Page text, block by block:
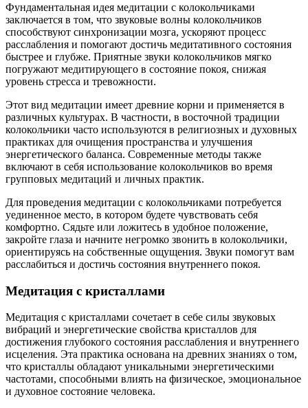
Фундаментальная идея медитации с колокольчиками
заключается в том, что звуковые волны колокольчиков
способствуют синхронизации мозга, ускоряют процесс
расслабления и помогают достичь медитативного состояния
быстрее и глубже. Приятные звуки колокольчиков мягко
погружают медитирующего в состояние покоя, снижая
уровень стресса и тревожности.
Этот вид медитации имеет древние корни и применяется в
различных культурах. В частности, в восточной традиции
колокольчики часто используются в религиозных и духовных
практиках для очищения пространства и улучшения
энергетического баланса. Современные методы также
включают в себя использование колокольчиков во время
групповых медитаций и личных практик.
Для проведения медитации с колокольчиками потребуется
уединенное место, в котором будете чувствовать себя
комфортно. Сядьте или ложитесь в удобное положение,
закройте глаза и начните негромко звонить в колокольчики,
ориентируясь на собственные ощущения. Звуки помогут вам
расслабиться и достичь состояния внутреннего покоя.
Медитация с кристаллами
Медитация с кристаллами сочетает в себе силы звуковых
вибраций и энергетические свойства кристаллов для
достижения глубокого состояния расслабления и внутреннего
исцеления. Эта практика основана на древних знаниях о том,
что кристаллы обладают уникальными энергетическими
частотами, способными влиять на физическое, эмоциональное
и духовное состояние человека.